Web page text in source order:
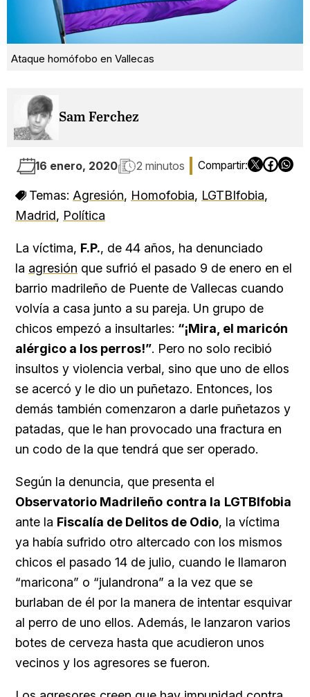
Ataque homófobo en Vallecas
Sam Ferchez
16 enero, 2020 2 minutos
Temas: Agresión, Homofobia, LGTBIfobia,
Madrid, Política
La víctima, F.P., de 44 años, ha denunciado
la agresión que sufrió el pasado 9 de enero en el
barrio madrileño de Puente de Vallecas cuando
volvía a casa junto a su pareja. Un grupo de
chicos empezó a insultarles: “¡Mira, el maricón
alérgico a los perros!”. Pero no solo recibió
insultos y violencia verbal, sino que uno de ellos
se acercó y le dio un puñetazo. Entonces, los
demás también comenzaron a darle puñetazos y
patadas, que le han provocado una fractura en
un codo de la que tendrá que ser operado.
Según la denuncia, que presenta el
Observatorio Madrileño contra la LGTBIfobia
ante la Fiscalía de Delitos de Odio, la víctima
ya había sufrido otro altercado con los mismos
chicos el pasado 14 de julio, cuando le llamaron
“maricona” o “julandrona” a la vez que se
burlaban de él por la manera de intentar esquivar
al perro de uno ellos. Además, le lanzaron varios
botes de cerveza hasta que acudieron unos
vecinos y los agresores se fueron.